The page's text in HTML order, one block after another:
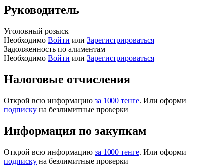
Руководитель
Уголовный розыск
Необходимо Войти или Зарегистрироваться
Задолженность по алиментам
Необходимо Войти или Зарегистрироваться
Налоговые отчисления
Открой всю информацию за 1000 тенге. Или оформи
подписку на безлимитные проверки
Информация по закупкам
Открой всю информацию за 1000 тенге. Или оформи
подписку на безлимитные проверки